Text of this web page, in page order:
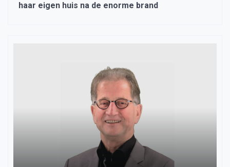
haar eigen huis na de enorme brand